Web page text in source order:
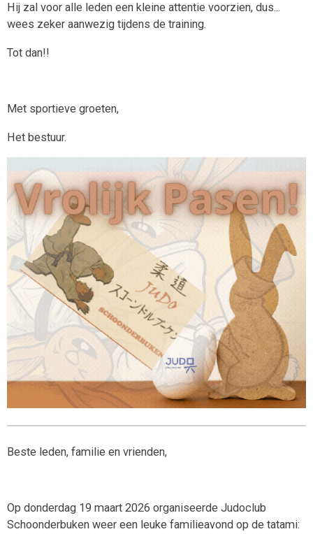
Hij zal voor alle leden een kleine attentie voorzien, dus...
wees zeker aanwezig tijdens de training.
Tot dan!!
Met sportieve groeten,
Het bestuur.
Beste leden, familie en vrienden,
Op donderdag 19 maart 2026 organiseerde Judoclub
Schoonderbuken weer een leuke familieavond op de tatami: